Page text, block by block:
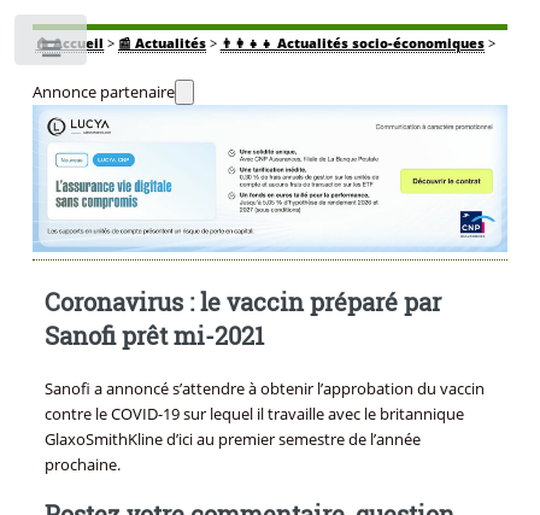
🏠Accueil > 📰 Actualités> 👨‍👩‍👧‍👧 Actualités socio-économiques>
Annonce partenaire
Coronavirus : le vaccin préparé par
Sanofi prêt mi-2021
Sanofi a annoncé s’attendre à obtenir l’approbation du vaccin
contre le COVID-19 sur lequel il travaille avec le britannique
GlaxoSmithKline d’ici au premier semestre de l’année
prochaine.
Toggle